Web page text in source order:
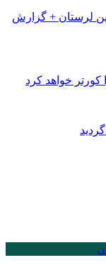
لرستان + گزارش
کورتر خواهد کرد